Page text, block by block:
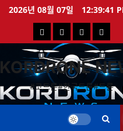
2026년 08월 07일 12:39:42
국
내
드
론
뉴
해
외
드
론
뉴
드
영
상
드
론
특
가
KORDRONE
#코드론#한국드론#드론